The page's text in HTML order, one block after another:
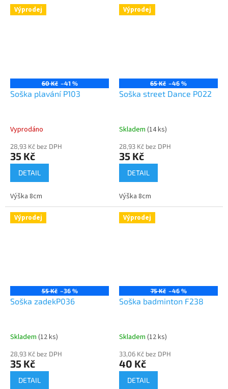
Výprodej
60 Kč –41 %
Soška plavání P103
Vyprodáno
28,93 Kč bez DPH
35 Kč
DETAIL
Výška 8cm
Výprodej
65 Kč –46 %
Soška street Dance P022
Skladem (14 ks)
28,93 Kč bez DPH
35 Kč
DETAIL
Výška 8cm
Výprodej
55 Kč –36 %
Soška zadekP036
Skladem (12 ks)
28,93 Kč bez DPH
35 Kč
DETAIL
Výprodej
75 Kč –46 %
Soška badminton F238
Skladem (12 ks)
33,06 Kč bez DPH
40 Kč
DETAIL